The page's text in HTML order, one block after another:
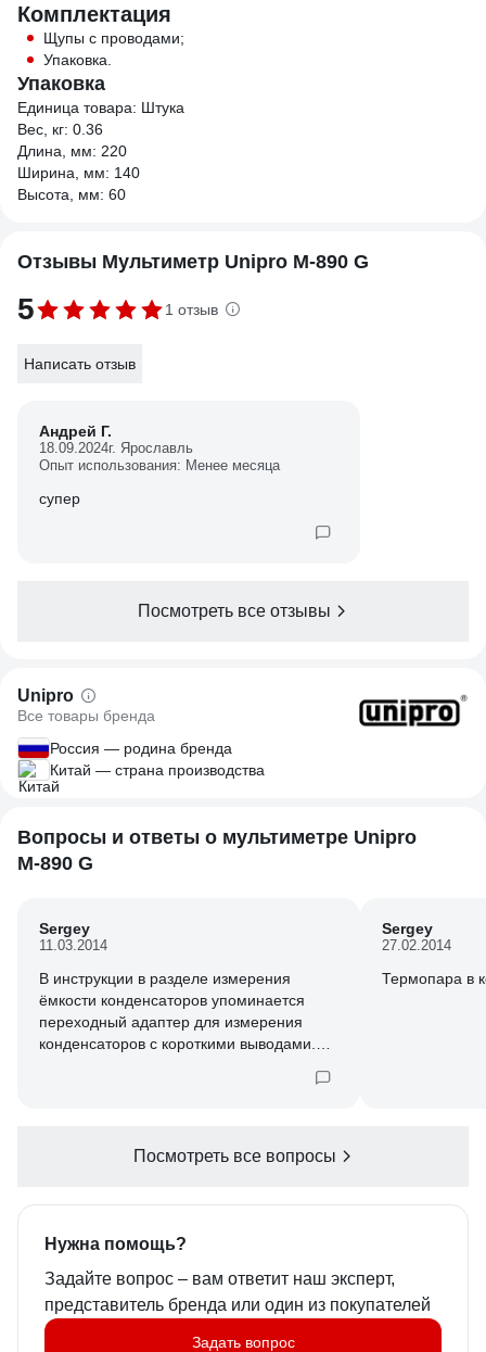
Комплектация
Щупы с проводами;
Упаковка.
Упаковка
Единица товара: Штука
Вес, кг: 0.36
Длина, мм: 220
Ширина, мм: 140
Высота, мм: 60
Отзывы Мультиметр Unipro М-890 G
5 1 отзыв
Написать отзыв
Андрей Г.
18.09.2024г. Ярославль
Опыт использования: Менее месяца
супер
Посмотреть все отзывы
Unipro
Все товары бренда
Россия — родина бренда
Китай — страна производства
Вопросы и ответы о мультиметре Unipro
М-890 G
Sergey
11.03.2014
В инструкции в разделе измерения
ёмкости конденсаторов упоминается
переходный адаптер для измерения
конденсаторов с короткими выводами.
Sergey
27.02.2014
Термопара в
Посмотреть все вопросы
Нужна помощь?
Задайте вопрос – вам ответит наш эксперт,
представитель бренда или один из покупателей
Задать вопрос